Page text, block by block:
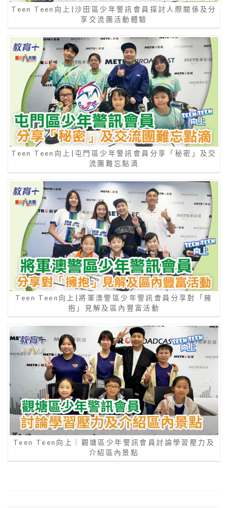
Teen Teen向上|沙田區少年警訊會員探討人際關係及分
享交流團活動體驗
Teen Teen向上|屯門區少年警訊會員分享「秘密」及交
流團難忘點滴
Teen Teen向上|將軍澳警區少年警訊會員分享對「擁
抱」見解及區內豐富活動
Teen Teen向上｜觀塘區少年警訊會員討論學習壓力及
介紹區內景點